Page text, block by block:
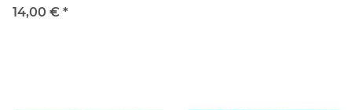
14,00 € *